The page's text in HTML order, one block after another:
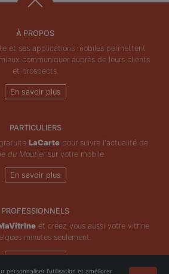
À PROPOS
et ses applications mobiles permettent
communiquer auprès de leurs clients
et prospects.
En savoir plus
PARTICULIERS
LaCartepour suivre l'actualité de
du Moutiersur votre mobile.
En savoir plus
PROFESSIONNELS
et créez vous aussi votre vitrine
minutes seulement.
En savoir plus
personnaliser l'utilisation et améliorer